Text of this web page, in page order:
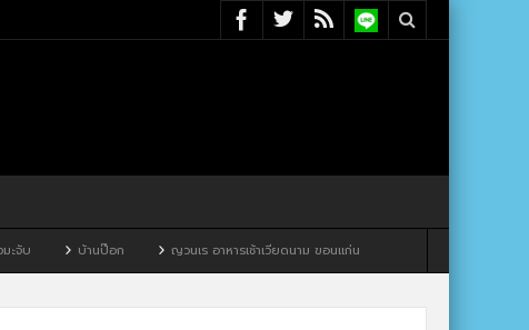
ญวนเร อาหารเช้าเวียดนาม ขอนแก่น